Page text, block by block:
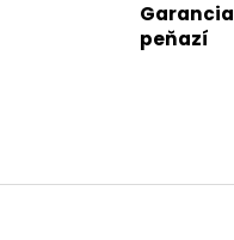
peňazí